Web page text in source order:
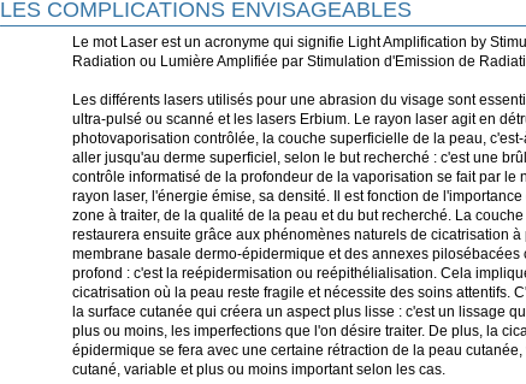
LES COMPLICATIONS ENVISAGEABLES
Le mot Laser est un acronyme qui signifie Light Amplification by
Radiation ou Lumière Amplifiée par Stimulation d'Emission de
Les différents lasers utilisés pour une abrasion du visage sont
ultra-pulsé ou scanné et les lasers Erbium. Le rayon laser agit en
photovaporisation contrôlée, la couche superficielle de la peau,
aller jusqu'au derme superficiel, selon le but recherché : c'est une
contrôle informatisé de la profondeur de la vaporisation se fait par le
rayon laser, l'énergie émise, sa densité. Il est fonction de
zone à traiter, de la qualité de la peau et du but recherché. La
restaurera ensuite grâce aux phénomènes naturels de cicatrisation à
membrane basale dermo-épidermique et des annexes pilosébacées
profond : c'est la reépidermisation ou reépithélialisation. Cela
cicatrisation où la peau reste fragile et nécessite des soins attentifs.
la surface cutanée qui créera un aspect plus lisse : c'est un lissage
plus ou moins, les imperfections que l'on désire traiter. De plus, la
épidermique se fera avec une certaine rétraction de la peau
cutané, variable et plus ou moins important selon les cas.